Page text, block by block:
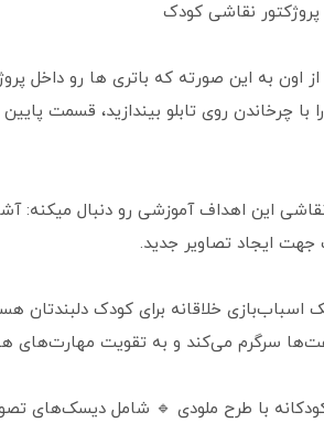
پروژکتور نقاشی کودک
اون به این صورته که باتری ها رو داخل
با چرخاندن روی تابلو بیندازید، قسمت
نقاشی این اهداف آموزشی رو دنبال میکنه:
ایجاد تصاویر جدید.
اسباب‌بازی خلاقانه برای کودک
سرگرم می‌کند و به تقویت مهارت‌های